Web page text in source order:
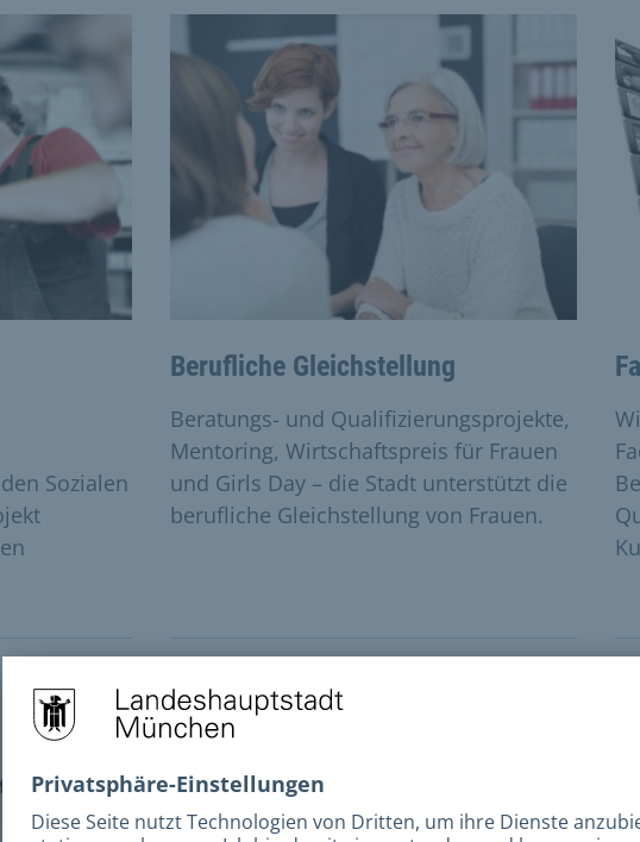
Use the previous and next buttons to navigate, and Enter to
Sozialen
Berufliche Gleichstellung
Beratungs- und Qualifizierungsprojekte,
Mentoring, Wirtschaftspreis für Frauen
und Girls Day – die Stadt unterstützt die
berufliche Gleichstellung von Frauen.